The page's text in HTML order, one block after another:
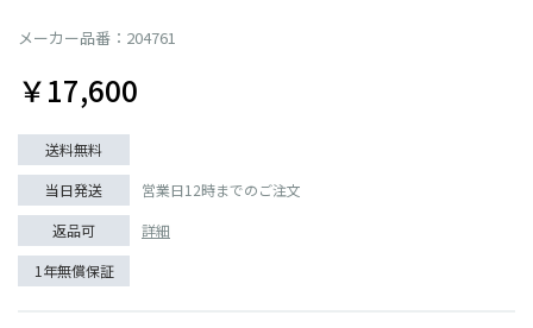
メーカー品番：204761
￥17,600
送料無料
当日発送
営業日12時までのご注文
返品可
詳細
1年無償保証